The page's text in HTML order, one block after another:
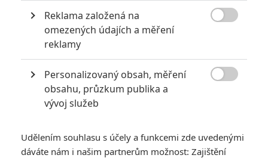
Herec
Nick E. Tarabay
Herec
Chris
Hemsworth
Herec
Herec
Reklama založená na
omezených údajích a měření
reklamy
Personalizovaný obsah, měření
obsahu, průzkum publika a
vývoj služeb
Udělením souhlasu s účely a funkcemi zde uvedenými
dáváte nám i našim partnerům možnost: Zajištění